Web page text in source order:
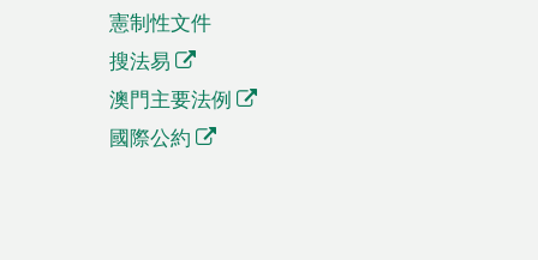
憲制性文件
搜法易
澳門主要法例
國際公約